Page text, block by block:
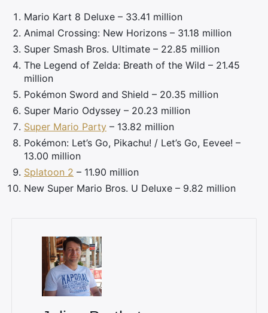
Mario Kart 8 Deluxe – 33.41 million
Animal Crossing: New Horizons – 31.18 million
Super Smash Bros. Ultimate – 22.85 million
The Legend of Zelda: Breath of the Wild – 21.45
million
Pokémon Sword and Shield – 20.35 million
Super Mario Odyssey – 20.23 million
Super Mario Party – 13.82 million
Pokémon: Let’s Go, Pikachu! / Let’s Go, Eevee! –
13.00 million
Splatoon 2 – 11.90 million
New Super Mario Bros. U Deluxe – 9.82 million
Rechercher